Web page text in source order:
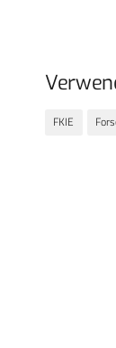
FKIE